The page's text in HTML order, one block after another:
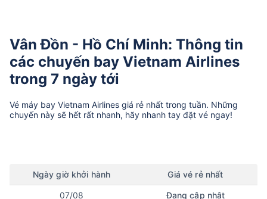
Vân Đồn - Hồ Chí Minh: Thông tin
các chuyến bay Vietnam Airlines
trong 7 ngày tới
Vé máy bay Vietnam Airlines giá rẻ nhất trong tuần. Những
chuyến này sẽ hết rất nhanh, hãy nhanh tay đặt vé ngay!
Ngày giờ khởi hành Giá vé rẻ nhất
07/08 Đang cập nhật